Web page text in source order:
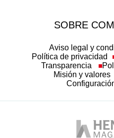
SOBRE
Aviso legal y
Política de privacidad
Transparencia
Misión y valores